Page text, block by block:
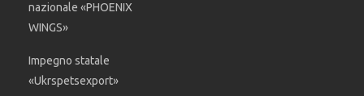
nazionale «PHOENIX
WINGS»
Impegno statale
«Ukrspetsexport»